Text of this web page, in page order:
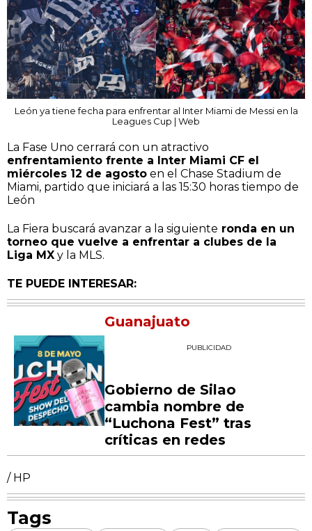
León ya tiene fecha para enfrentar al Inter Miami de Messi en la
Leagues Cup | Web
La Fase Uno cerrará con un atractivo
enfrentamiento frente a Inter Miami CF el
miércoles 12 de agosto en el Chase Stadium de
Miami, partido que iniciará a las 15:30 horas tiempo de
León
La Fiera buscará avanzar a la siguiente ronda en un
torneo que vuelve a enfrentar a clubes de la
Liga MX y la MLS.
TE PUEDE INTERESAR:
Guanajuato
PUBLICIDAD
Gobierno de Silao
cambia nombre de
“Luchona Fest” tras
críticas en redes
/ HP
Tags